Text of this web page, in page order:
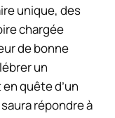
unique, des
chargée
de bonne
un
quête d’un
répondre à